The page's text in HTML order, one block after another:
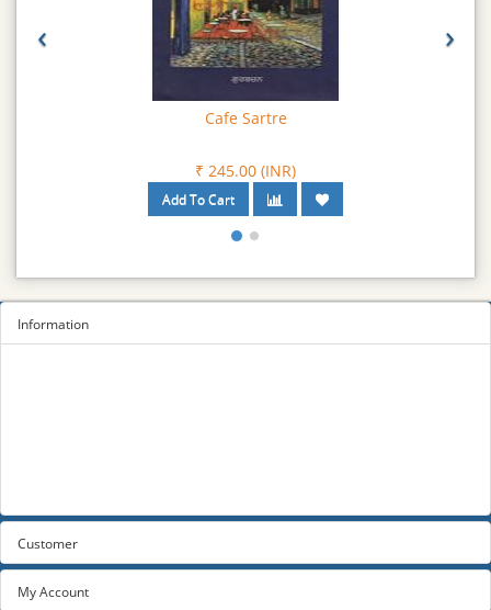
Ohna Dina Ch
₹ 400.50 (INR)
‹ ›
Information
Customer
My Account